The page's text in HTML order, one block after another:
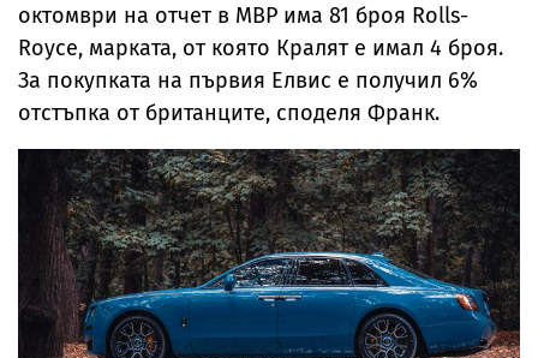
октомври на отчет в МВР има 81 броя Rolls-
Royce, марката, от която Кралят е имал 4 броя.
За покупката на първия Елвис е получил 6%
отстъпка от британците, споделя Франк.